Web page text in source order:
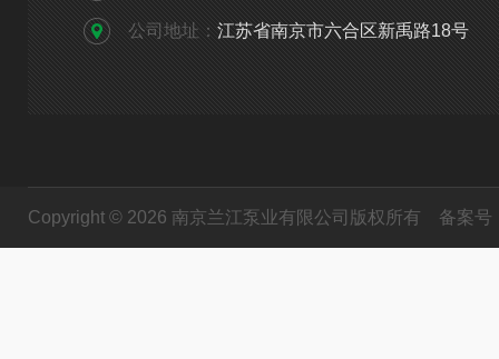
公司地址： 江苏省南京市六合区新禹路18号
Copyright © 2026 南京兰江泵业有限公司版权所有 备案号